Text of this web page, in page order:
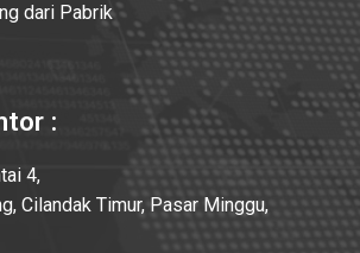
dari Pabrik
:
4,
Cilandak Timur, Pasar Minggu,